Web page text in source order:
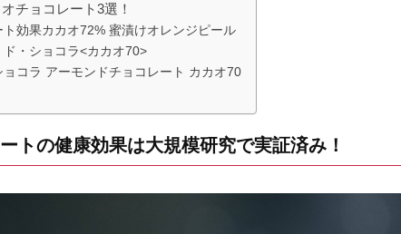
チョコレート3選！
効果カカオ72% 蜜漬けオレンジピール
・ショコラ<カカオ70>
ョコラ アーモンドチョコレート カカオ70
トの健康効果は大規模研究で実証済み！